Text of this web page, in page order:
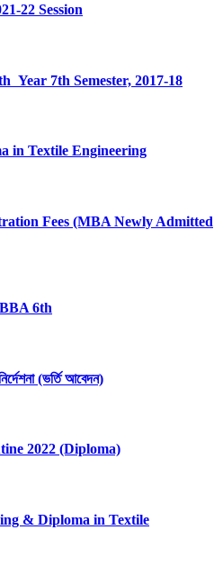
22 Session
Year 7th Semester, 2017-18
in Textile Engineering
Fees (MBA Newly Admitted
6th
(ভর্তি আবেদন)
2022 (Diploma)
& Diploma in Textile